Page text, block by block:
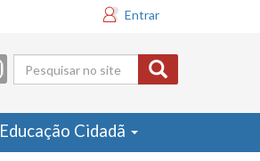
Entrar
Formulário
de busca
Educação Cidadã